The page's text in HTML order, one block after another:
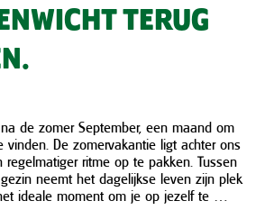
TERUG
de zomer September, een maand om
De zomervakantie ligt achter ons
ritme op te pakken. Tussen
neemt het dagelijkse leven zijn plek
ideale moment om je op jezelf te …